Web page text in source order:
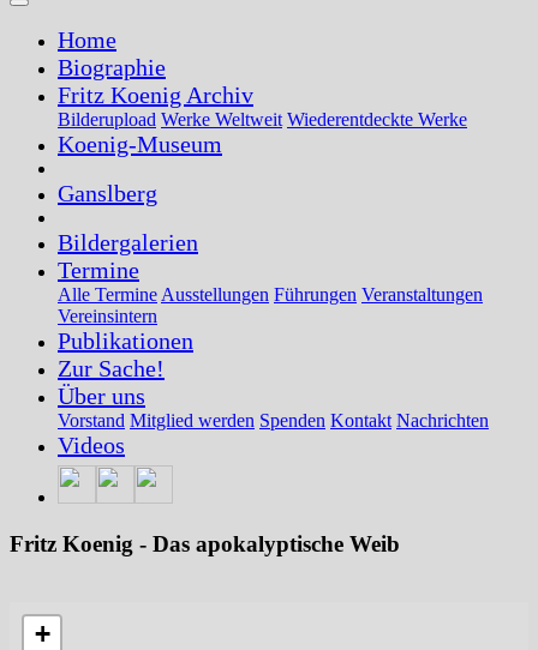
Toggle
navigationHome
Biographie
Fritz Koenig Archiv
Bilderupload Werke Weltweit Wiederentdeckte Werke
Koenig-Museum
Ganslberg
Bildergalerien
Termine
Alle TermineAusstellungen Führungen Veranstaltungen
Vereinsintern
Publikationen
Zur Sache!
Über uns
Vorstand Mitglied werden Spenden Kontakt Nachrichten
Videos
Fritz Koenig - Das apokalyptische Weib
+